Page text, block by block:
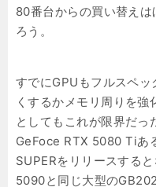
80番台からの買い替え
ろう。
すでにGPUもフルスペ
くするかメモリ周りを
としてもこれが限界だっ
GeFoce RTX 5080 Tiあ
SUPERをリリースする
5090と同じ大型の